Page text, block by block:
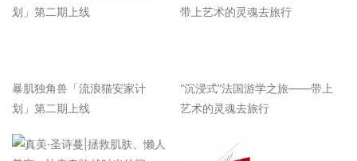
暴肌独角兽「流浪猫安家计
划」第二期上线
“沉浸式”法国游学之旅——带上
艺术的灵魂去旅行